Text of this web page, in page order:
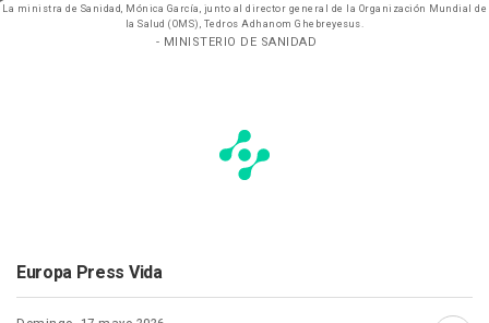
La ministra de Sanidad, Mónica García, junto al director general de la Organización Mundial de
la Salud (OMS), Tedros Adhanom Ghebreyesus.
- MINISTERIO DE SANIDAD
Europa Press Vida